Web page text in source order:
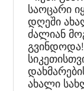
საოცარი
დღეში
ძალიან
გვინდოდა!
ახალი